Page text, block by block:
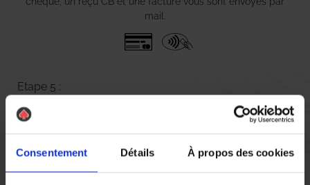
Consentement Détails À propos des cookies
mail.
Etape 5 :
Vous évaluez la prestation
Vous recevez une demande d’évaluation de votre expérience